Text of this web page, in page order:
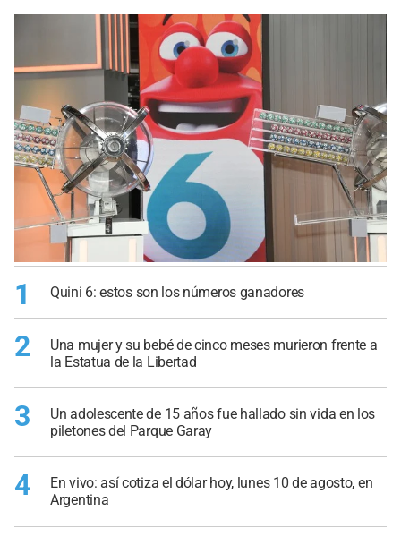
1 Quini 6: estos son los números ganadores
2
Una mujer y su bebé de cinco meses murieron frente a
la Estatua de la Libertad
3
Un adolescente de 15 años fue hallado sin vida en los
piletones del Parque Garay
4
En vivo: así cotiza el dólar hoy, lunes 10 de agosto, en
Argentina